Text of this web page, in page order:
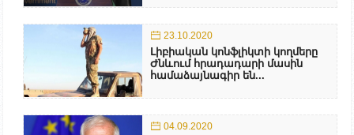
23.10.2020
Լիբիական կոնֆլիկտի կողմերը
Ժնևում հրադադարի մասին
համաձայնագիր են...
04.09.2020